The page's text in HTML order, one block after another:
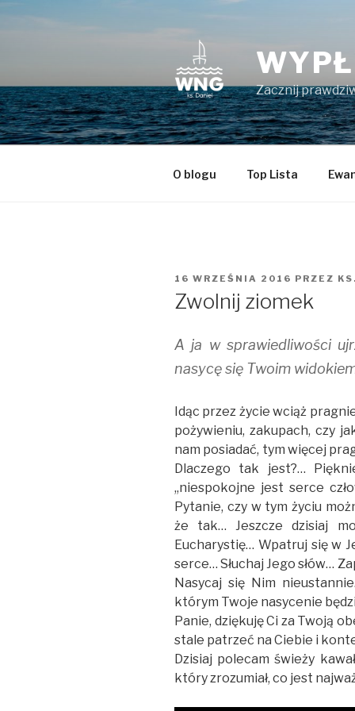
Zacznij
O blogu Top Lista
OPUBLIKOWANE
16 WRZEŚNIA 2016 PRZEZ
Zwolnij ziomek
A ja w sprawiedliwości
nasycę się Twoim
Idąc przez życie wciąż
pożywieniu, zakupach, czy
nam posiadać, tym więcej
Dlaczego tak jest?…
,,niespokojne jest serce
Pytanie, czy w tym życiu
że tak… Jeszcze dzisiaj
Eucharystię… Wpatruj się w
serce… Słuchaj Jego słów…
Nasycaj się Nim
którym Twoje nasycenie
Panie, dziękuję Ci za Twoją
stale patrzeć na Ciebie i
Dzisiaj polecam świeży
który zrozumiał, co jest